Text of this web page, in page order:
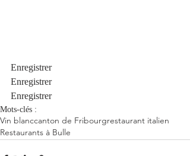
Enregistrer
Enregistrer
Enregistrer
Mots-clés :
Vin blanccanton de Fribourgrestaurant italien
Restaurants à Bulle